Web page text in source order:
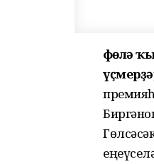
Өфөлә